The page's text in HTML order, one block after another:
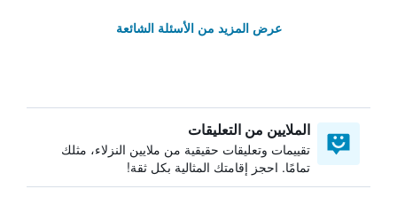
عرض المزيد من الأسئلة الشائعة
الملايين من التعليقات
تقييمات وتعليقات حقيقية من ملايين النزلاء، مثلك
تمامًا. احجز إقامتك المثالية بكل ثقة!